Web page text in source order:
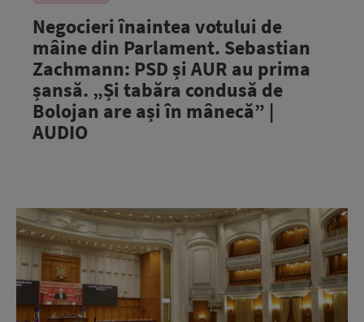
Negocieri înaintea votului de
mâine din Parlament. Sebastian
Zachmann: PSD și AUR au prima
șansă. „Și tabăra condusă de
Bolojan are ași în mânecă” |
AUDIO